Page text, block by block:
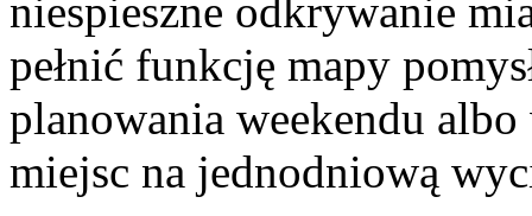
niespieszne odkrywanie
pełnić funkcję mapy
planowania weekendu
miejsc na jednodniową